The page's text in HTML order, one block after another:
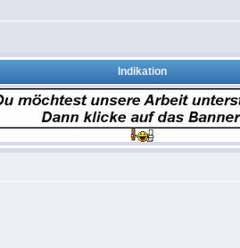
Indikation